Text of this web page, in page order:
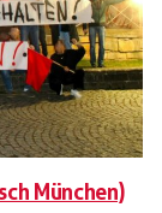
München)